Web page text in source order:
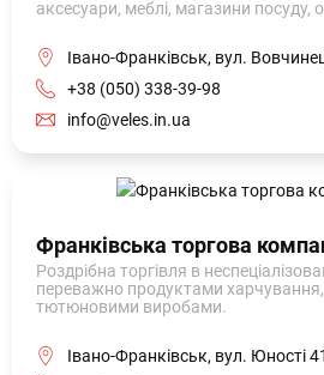
аксесуари, меблі, магазини посуду,
Івано-Франківськ, вул.
+38 (050) 338-39-98
info@veles.in.ua
Франківська торгова
Роздрібна торгівля в
переважно продуктами
тютюновими виробами.
Івано-Франківськ, вул. Юності 41